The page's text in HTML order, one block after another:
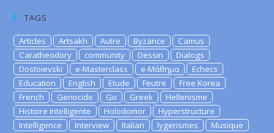
TAGS
Articles Artsakh Autre Byzance
Camus
Caratheodory
community Dessin
Dialogs
Dostoievski
e-Masterclass e-Μάθημα
Echecs
Education
English Etude Feutre
Free Korea
French
Genocide Go Greek
Hellenisme
Histoire Intelligente
Holodomor
Hyperstructure
Intelligence
Interview Italian lygerismes
Musique